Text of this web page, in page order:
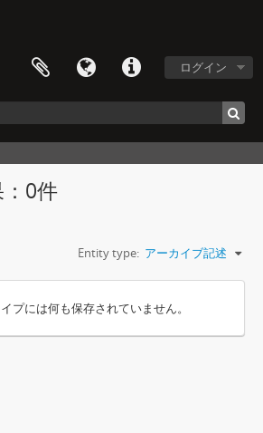
ログイン
0件
Entity type: アーカイブ記述
プには何も保存されていません。